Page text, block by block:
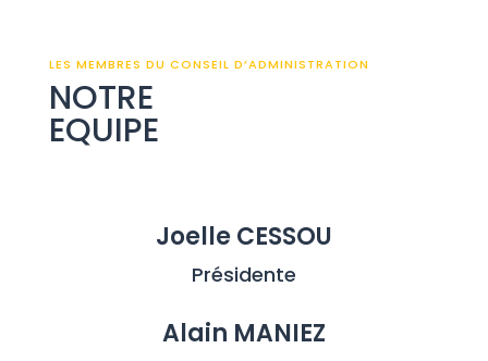
LES MEMBRES DU CONSEIL D’ADMINISTRATION
NOTRE
EQUIPE
Joelle CESSOU
Présidente
Alain MANIEZ